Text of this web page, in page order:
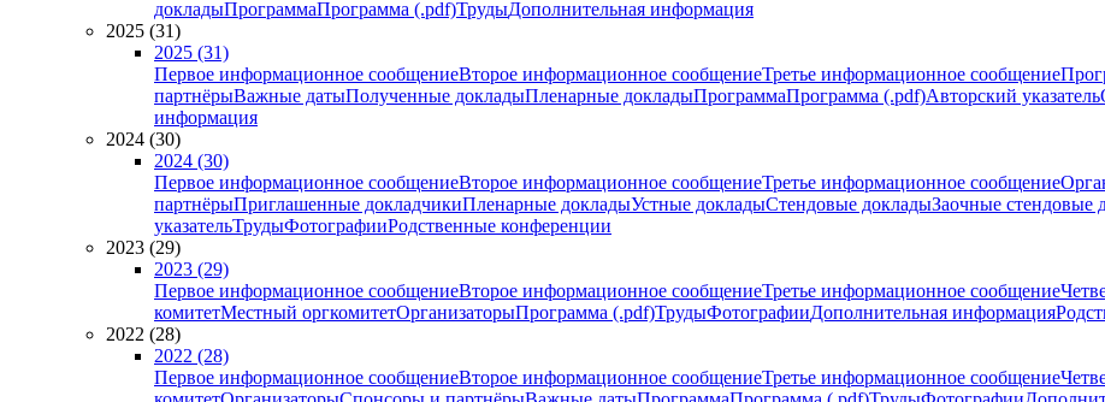
докладыПрограммаПрограмма (.pdf)ТрудыДополнительная информация
2025 (31)
2025 (31)
Первое информационное сообщениеВторое информационное сообщениеТретье информационное сообщение
партнёрыВажные датыПолученные докладыПленарные докладыПрограммаПрограмма (.pdf)Авторский указатель
информация
2024 (30)
2024 (30)
Первое информационное сообщениеВторое информационное сообщениеТретье информационное сообщение
партнёрыПриглашенные докладчикиПленарные докладыУстные докладыСтендовые докладыЗаочные стендовые
указательТрудыФотографииРодственные конференции
2023 (29)
2023 (29)
Первое информационное сообщениеВторое информационное сообщениеТретье информационное сообщение
комитетМестный оргкомитетОрганизаторыПрограмма (.pdf)ТрудыФотографииДополнительная информация
2022 (28)
2022 (28)
Первое информационное сообщениеВторое информационное сообщениеТретье информационное сообщение